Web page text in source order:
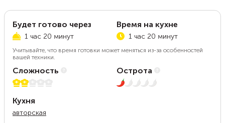
Будет готово через
1 час 20 минут
Время на кухне
1 час 20 минут
Учитывайте, что время готовки может меняться из-за особенностей
вашей техники.
Сложность
2 из 5
Острота
1 из 5
Кухня
авторская